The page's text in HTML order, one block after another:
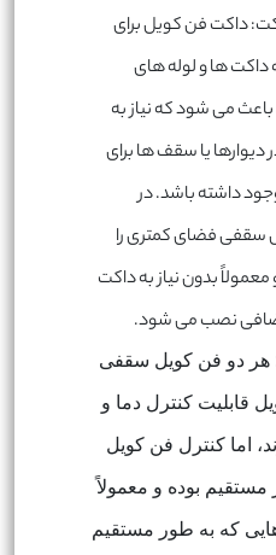
داکت فن کویل برای
داکت ها و لوله های
می شود که نیاز به
یا سقف ها برای
داشته باشد. در
سقفی فضای کمتری را
بدون نیاز به داکت
نصب می شود.
هر دو فن کویل سقفی
قابلیت کنترل دما و
اما کنترل فن کویل
بوده و معمولاً
که به طور مستقیم